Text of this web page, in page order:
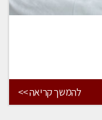
להמשך קריאה >>